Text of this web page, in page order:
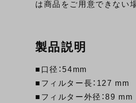
は商品をご用意できない
製品説明
■口径：54mm
■フィルター長：127 mm
■フィルター外径：89 mm